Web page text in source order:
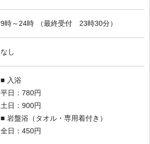
9時～24時 （最終受付　23時30分）
なし
■ 入浴
平日：780円
土日：900円
■ 岩盤浴（タオル・専用着付き）
全日：450円